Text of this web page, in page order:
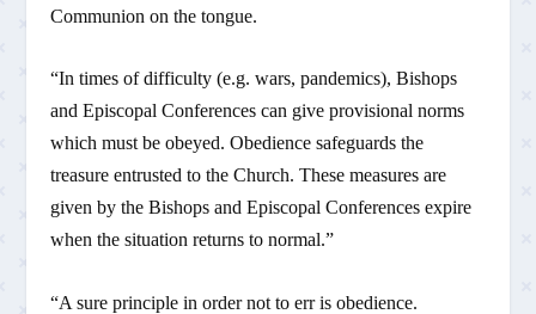
Communion on the tongue.
“In times of difficulty (e.g. wars, pandemics), Bishops
and Episcopal Conferences can give provisional norms
which must be obeyed. Obedience safeguards the
treasure entrusted to the Church. These measures are
given by the Bishops and Episcopal Conferences expire
when the situation returns to normal.”
“A sure principle in order not to err is obedience.